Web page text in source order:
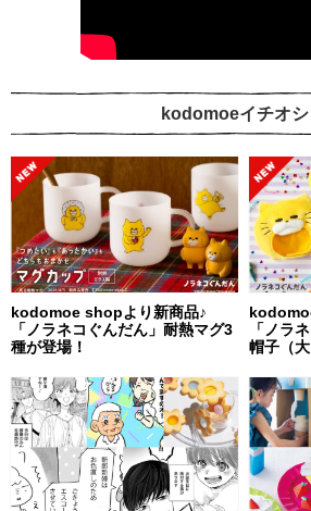
kodomoeイチオシ
kodomoe shopより新商品♪
「ノラネコぐんだん」耐熱マグ3
種が登場！
「ノラ
帽子（